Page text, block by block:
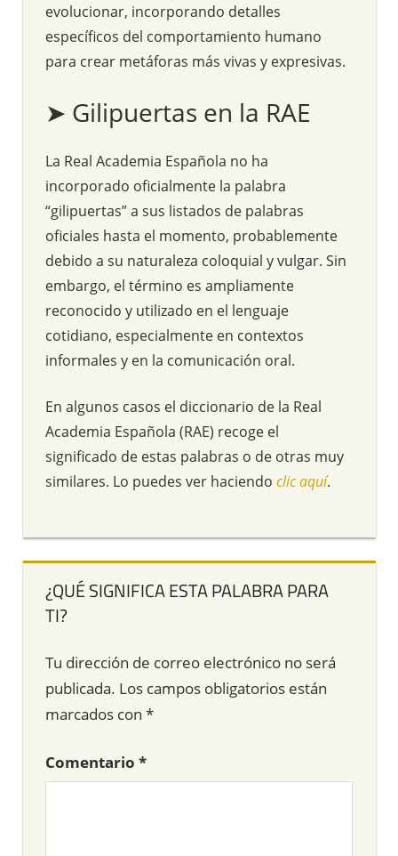
evolucionar, incorporando detalles
específicos del comportamiento humano
para crear metáforas más vivas y expresivas.
➤ Gilipuertas en la RAE
La Real Academia Española no ha
incorporado oficialmente la palabra
“gilipuertas” a sus listados de palabras
oficiales hasta el momento, probablemente
debido a su naturaleza coloquial y vulgar. Sin
embargo, el término es ampliamente
reconocido y utilizado en el lenguaje
cotidiano, especialmente en contextos
informales y en la comunicación oral.
En algunos casos el diccionario de la Real
Academia Española (RAE) recoge el
significado de estas palabras o de otras muy
similares. Lo puedes ver haciendo clic aquí.
¿QUÉ SIGNIFICA ESTA PALABRA PARA
TI?
Tu dirección de correo electrónico no será
publicada. Los campos obligatorios están
marcados con *
Comentario *